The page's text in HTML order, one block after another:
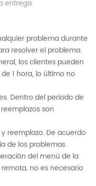
entrega.
problema durante
resolver el problema.
los clientes pueden
1 hora, lo último no
Dentro del período de
son
reemplazo. De acuerdo
de los problemas
del menú de la
no es necesario